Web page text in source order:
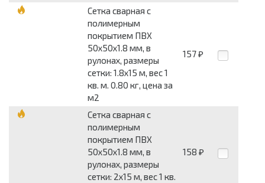
Сетка сварная с
полимерным
покрытием ПВХ
50x50x1.8 мм, в
рулонах, размеры
сетки: 1.8x15 м, вес 1
кв. м. 0.80 кг, цена за
м2
157 ₽
Сетка сварная с
полимерным
покрытием ПВХ
50x50x1.8 мм, в
рулонах, размеры
сетки: 2x15 м, вес 1 кв.
158 ₽